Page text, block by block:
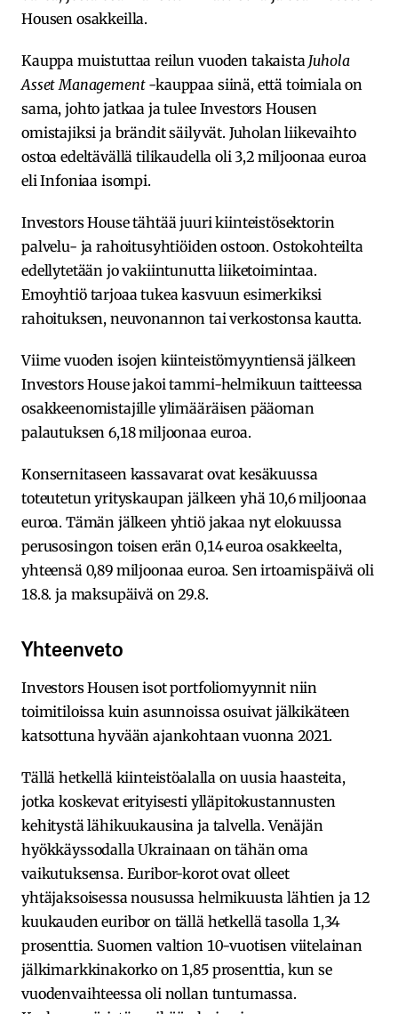
Housen osakkeilla.
Kauppa muistuttaa reilun vuoden takaista Juhola
Asset Management-kauppaa siinä, että toimiala on
sama, johto jatkaa ja tulee Investors Housen
omistajiksi ja brändit säilyvät. Juholan liikevaihto
ostoa edeltävällä tilikaudella oli 3,2 miljoonaa euroa
eli Infoniaa isompi.
Investors House tähtää juuri kiinteistösektorin
palvelu- ja rahoitusyhtiöiden ostoon. Ostokohteilta
edellytetään jo vakiintunutta liiketoimintaa.
Emoyhtiö tarjoaa tukea kasvuun esimerkiksi
rahoituksen, neuvonannon tai verkostonsa kautta.
Viime vuoden isojen kiinteistömyyntiensä jälkeen
Investors House jakoi tammi-helmikuun taitteessa
osakkeenomistajille ylimääräisen pääoman
palautuksen 6,18 miljoonaa euroa.
Konsernitaseen kassavarat ovat kesäkuussa
toteutetun yrityskaupan jälkeen yhä 10,6 miljoonaa
euroa. Tämän jälkeen yhtiö jakaa nyt elokuussa
perusosingon toisen erän 0,14 euroa osakkeelta,
yhteensä 0,89 miljoonaa euroa. Sen irtoamispäivä oli
18.8. ja maksupäivä on 29.8.
Yhteenveto
Investors Housen isot portfoliomyynnit niin
toimitiloissa kuin asunnoissa osuivat jälkikäteen
katsottuna hyvään ajankohtaan vuonna 2021.
Tällä hetkellä kiinteistöalalla on uusia haasteita,
jotka koskevat erityisesti ylläpitokustannusten
kehitystä lähikuukausina ja talvella. Venäjän
hyökkäyssodalla Ukrainaan on tähän oma
vaikutuksensa. Euribor-korot ovat olleet
yhtäjaksoisessa nousussa helmikuusta lähtien ja 12
kuukauden euribor on tällä hetkellä tasolla 1,34
prosenttia. Suomen valtion 10-vuotisen viitelainan
jälkimarkkinakorko on 1,85 prosenttia, kun se
vuodenvaihteessa oli nollan tuntumassa.